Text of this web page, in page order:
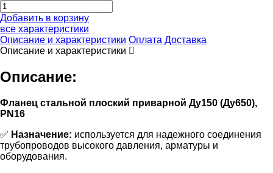
Добавить в корзину
все характеристики
Описание и характеристики Оплата Доставка
Описание и характеристики
Описание:
Фланец стальной плоский приварной Ду150 (Ду650),
PN16
✅ Назначение: используется для надежного соединения
трубопроводов высокого давления, арматуры и
оборудования.